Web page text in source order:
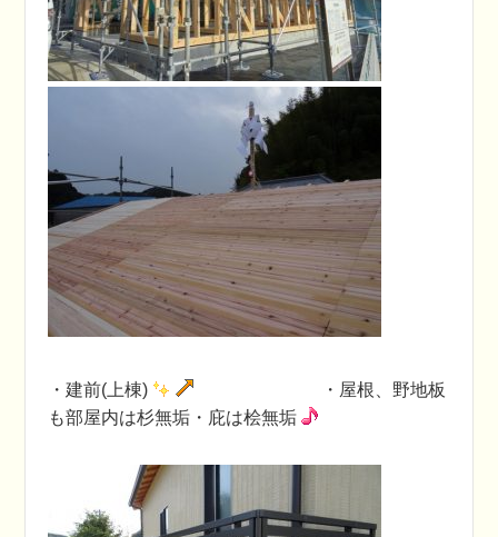
・建前(上棟)
・屋根、野地板
も部屋内は杉無垢・庇は桧無垢